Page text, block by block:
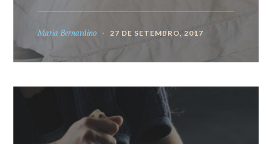
Maria Bernardino 27 DE SETEMBRO, 2017